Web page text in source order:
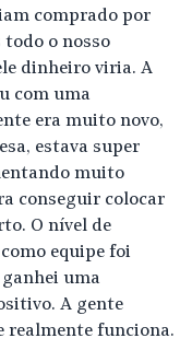
comprado por
todo o nosso
dinheiro viria. A
com uma
era muito novo,
estava super
muito
conseguir colocar
O nível de
equipe foi
uma
A gente
realmente funciona.